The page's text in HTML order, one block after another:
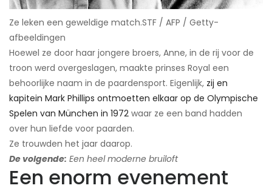
Ze leken een geweldige match.​STF / AFP / Getty-
afbeeldingen
Hoewel ze door haar jongere broers, Anne, in de rij voor de
troon werd overgeslagen, maakte prinses Royal een
behoorlijke naam in de paardensport. Eigenlijk, zij en
kapitein Mark Phillips ontmoetten elkaar op de Olympische
Spelen van München in 1972 waar ze een band hadden
over hun liefde voor paarden.
Ze trouwden het jaar daarop.
De volgende: Een heel moderne bruiloft
Een enorm evenement